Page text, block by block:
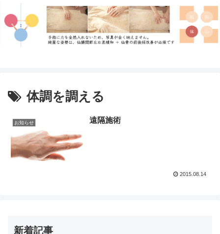
体調を調える
お知らせ 遠隔施術
2015.08.14
新着記事